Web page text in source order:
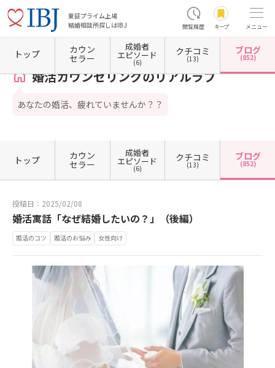
東証プライム上場
結婚相談所探しはIBJ
閲覧履歴 キープ メニュー
ホーム 東京都の結婚相談所 東京都新宿区 東京都新宿区高田馬場 婚活カウンセリン
婚活カウンセリングのリアルラブ
あなたの婚活、疲れていませんか？？
トップ カウン
セラー
成婚者
エピソード
(6)
クチコミ
(13)
ブログ
(852)
トップ カウン
セラー
成婚者
エピソード
(6)
クチコミ
(13)
ブログ
(852)
投稿日：2025/02/08
婚活寓話「なぜ結婚したいの？」（後編）
婚活のコツ 婚活のお悩み 女性向け